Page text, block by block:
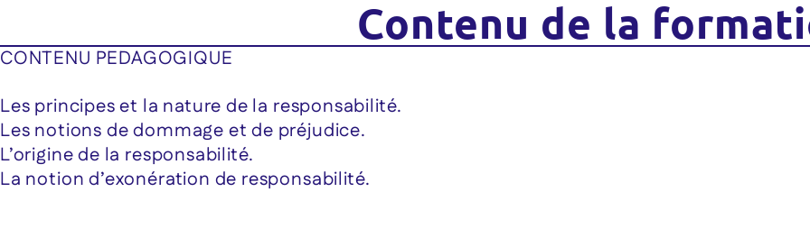
Contenu de la
CONTENU PEDAGOGIQUE
Les principes et la nature de la responsabilité.
Les notions de dommage et de préjudice.
L’origine de la responsabilité.
La notion d’exonération de responsabilité.